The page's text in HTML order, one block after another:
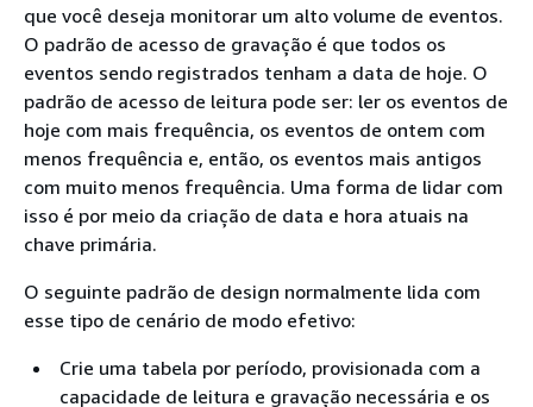
que você deseja monitorar um alto volume de eventos.
O padrão de acesso de gravação é que todos os
eventos sendo registrados tenham a data de hoje. O
padrão de acesso de leitura pode ser: ler os eventos de
hoje com mais frequência, os eventos de ontem com
menos frequência e, então, os eventos mais antigos
com muito menos frequência. Uma forma de lidar com
isso é por meio da criação de data e hora atuais na
chave primária.
O seguinte padrão de design normalmente lida com
esse tipo de cenário de modo efetivo:
Crie uma tabela por período, provisionada com a
capacidade de leitura e gravação necessária e os